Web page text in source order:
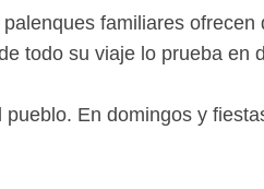
familiares
todo su viaje lo prueba en
En domingos y